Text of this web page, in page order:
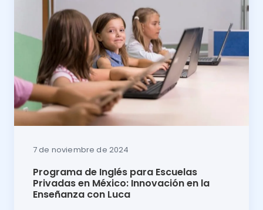
7 de noviembre de 2024
Programa de Inglés para Escuelas
Privadas en México: Innovación en la
Enseñanza con Luca